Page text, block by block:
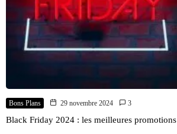
Bons Plans 29 novembre 2024 3
Black Friday 2024 : les meilleures promotions